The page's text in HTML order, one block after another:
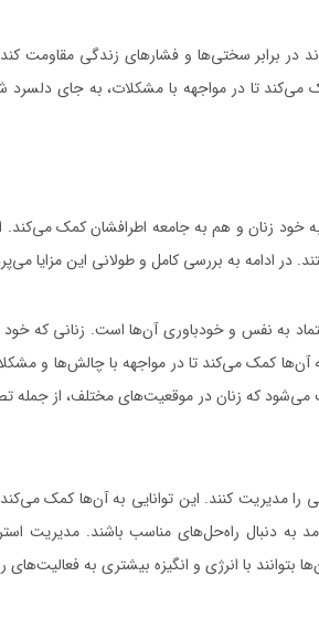
در برابر سختی‌ها و فشارهای زندگی مقاومت کند
تا در مواجهه با مشکلات، به جای دلسرد
خود زنان و هم به جامعه اطرافشان کمک می‌کند.
در ادامه به بررسی کامل و طولانی این مزایا
به نفس و خودباوری آن‌ها است. زنانی که خود
آن‌ها کمک می‌کند تا در مواجهه با چالش‌ها و
که زنان در موقعیت‌های مختلف، از جمله
را مدیریت کنند. این توانایی به آن‌ها کمک می‌کند
به دنبال راه‌حل‌های مناسب باشند. مدیریت
با انرژی و انگیزه بیشتری به فعالیت‌های